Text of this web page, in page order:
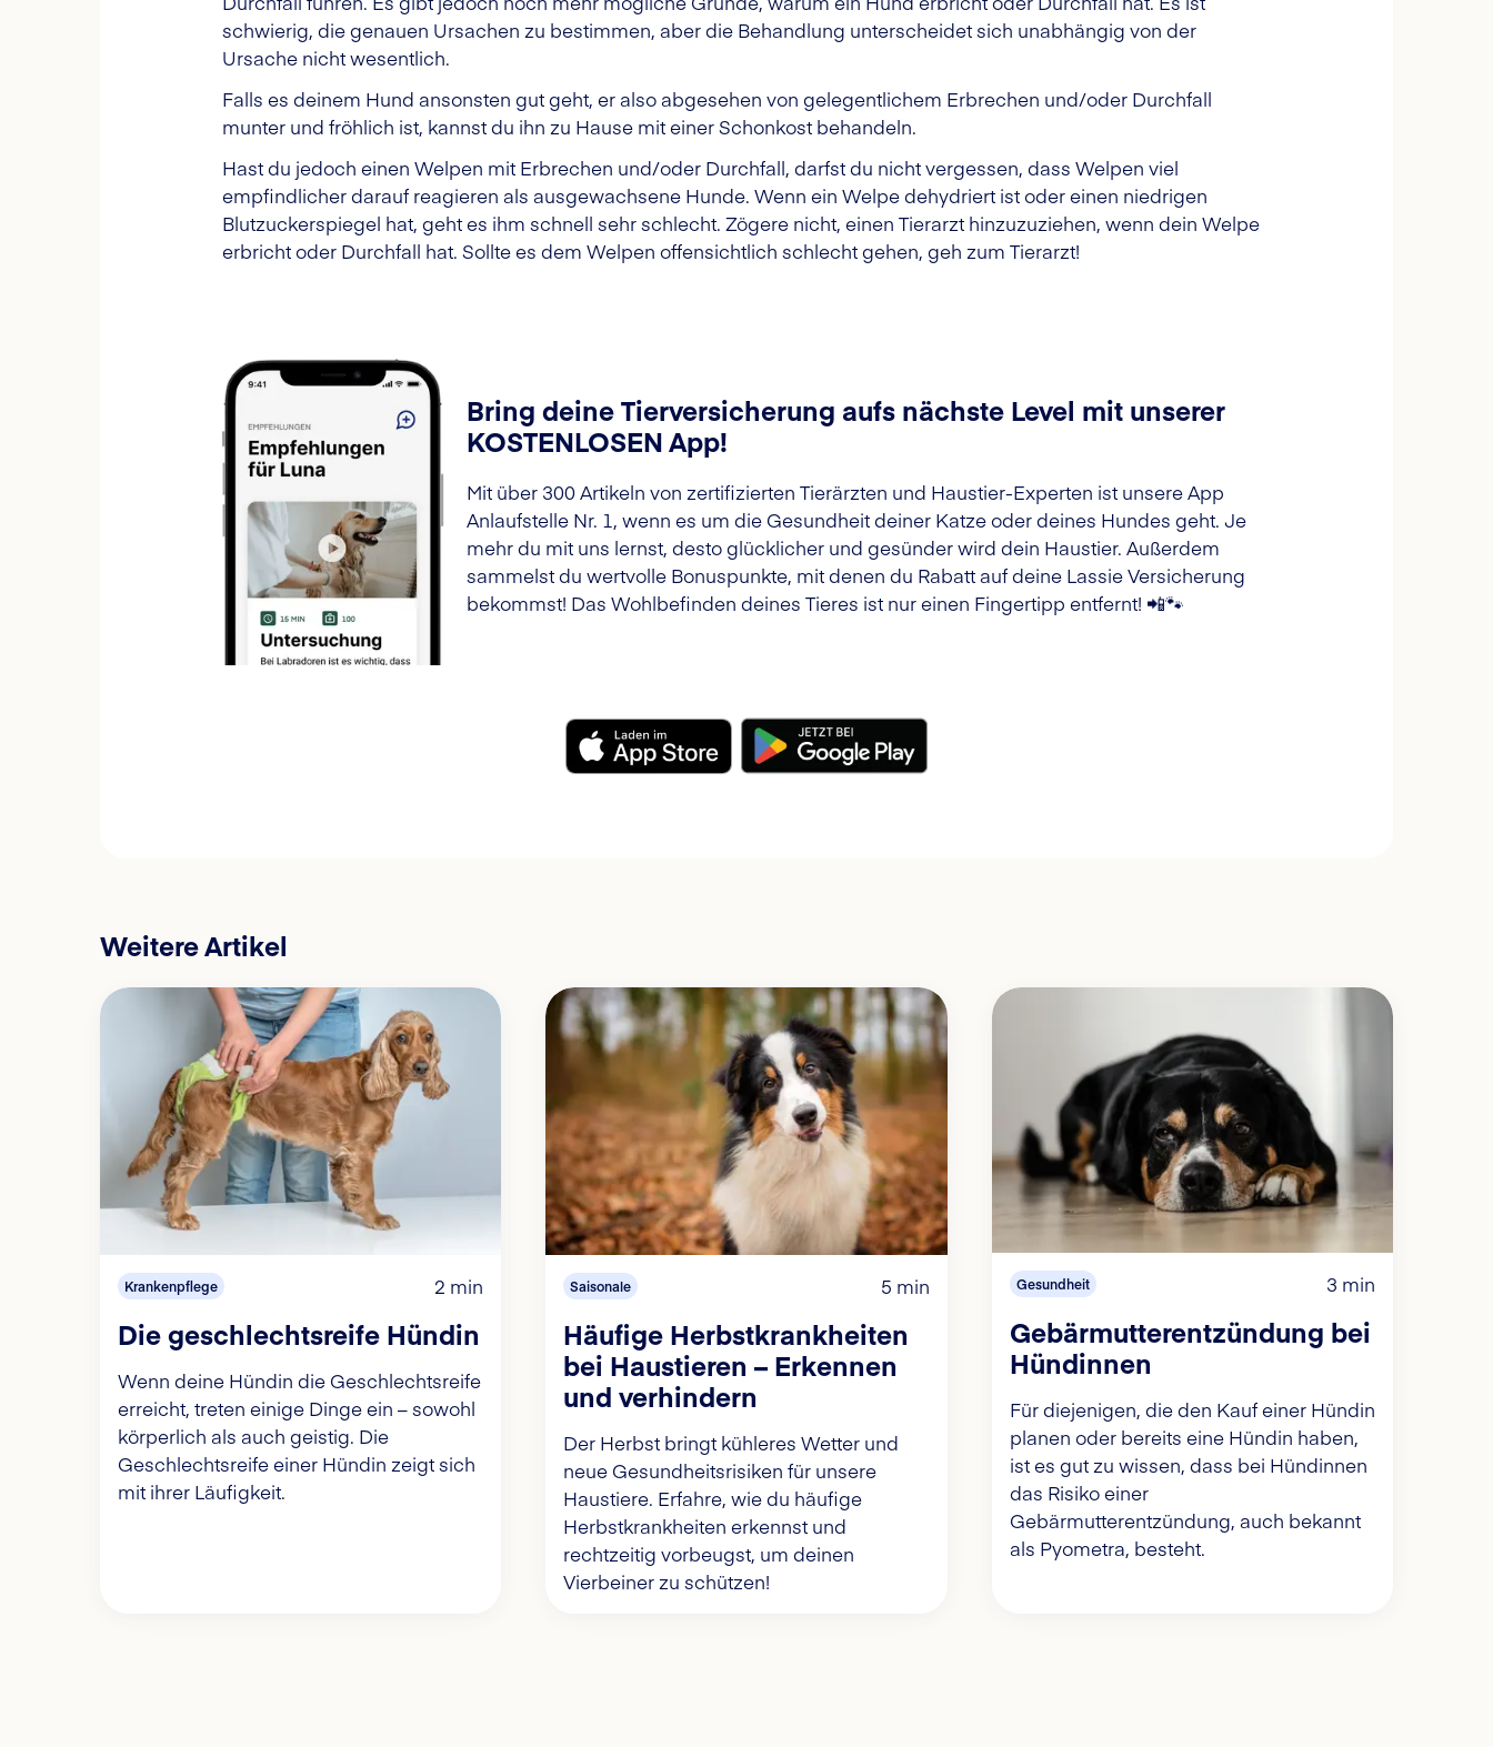
schwierig, die genauen Ursachen zu bestimmen, aber die Behandlung unterscheidet sich unabhängig von der
Ursache nicht wesentlich.
Falls es deinem Hund ansonsten gut geht, er also abgesehen von gelegentlichem Erbrechen und/oder Durchfall
munter und fröhlich ist, kannst du ihn zu Hause mit einer Schonkost behandeln.
Hast du jedoch einen Welpen mit Erbrechen und/oder Durchfall, darfst du nicht vergessen, dass Welpen viel
empfindlicher darauf reagieren als ausgewachsene Hunde. Wenn ein Welpe dehydriert ist oder einen niedrigen
Blutzuckerspiegel hat, geht es ihm schnell sehr schlecht. Zögere nicht, einen Tierarzt hinzuzuziehen, wenn dein Welpe
erbricht oder Durchfall hat. Sollte es dem Welpen offensichtlich schlecht gehen, geh zum Tierarzt!
Bring deine Tierversicherung aufs nächste Level mit unserer
KOSTENLOSEN App!
Mit über 300 Artikeln von zertifizierten Tierärzten und Haustier-Experten ist unsere App
Anlaufstelle Nr. 1, wenn es um die Gesundheit deiner Katze oder deines Hundes geht. Je
mehr du mit uns lernst, desto glücklicher und gesünder wird dein Haustier. Außerdem
sammelst du wertvolle Bonuspunkte, mit denen du Rabatt auf deine Lassie Versicherung
bekommst! Das Wohlbefinden deines Tieres ist nur einen Fingertipp entfernt! 📲🐾
Weitere Artikel
Krankenpflege 2 min
Die geschlechtsreife Hündin
Wenn deine Hündin die Geschlechtsreife
erreicht, treten einige Dinge ein – sowohl
körperlich als auch geistig. Die
Geschlechtsreife einer Hündin zeigt sich
mit ihrer Läufigkeit.
Saisonale 5 min
Häufige Herbstkrankheiten
bei Haustieren – Erkennen
und verhindern
Der Herbst bringt kühleres Wetter und
neue Gesundheitsrisiken für unsere
Haustiere. Erfahre, wie du häufige
Herbstkrankheiten erkennst und
rechtzeitig vorbeugst, um deinen
Vierbeiner zu schützen!
Gesundheit 3 min
Gebärmutterentzündung bei
Hündinnen
Für diejenigen, die den Kauf einer Hündin
planen oder bereits eine Hündin haben,
ist es gut zu wissen, dass bei Hündinnen
das Risiko einer
Gebärmutterentzündung, auch bekannt
als Pyometra, besteht.